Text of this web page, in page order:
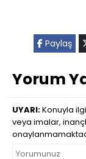
Paylaş
Yorum
UYARI:Konuyla
veya imalar,